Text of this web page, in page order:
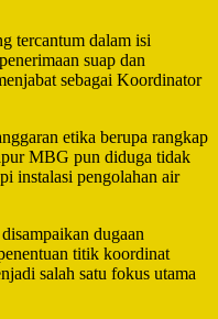
tercantum dalam isi
suap dan
sebagai Koordinator
etika berupa rangkap
MBG pun diduga tidak
instalasi pengolahan air
dugaan
titik koordinat
salah satu fokus utama